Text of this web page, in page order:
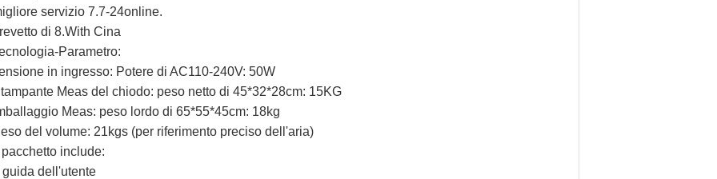
servizio 7.7-24online.
di 8.With Cina
Parametro:
in ingresso: Potere di AC110-240V: 50W
Meas del chiodo: peso netto di 45*32*28cm: 15KG
Meas: peso lordo di 65*55*45cm: 18kg
del volume: 21kgs (per riferimento preciso dell'aria)
pacchetto include:
guida dell'utente